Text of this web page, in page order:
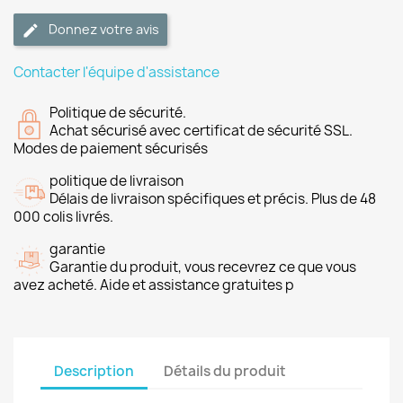
Donnez votre avis
Contacter l'équipe d'assistance
Politique de sécurité.
Achat sécurisé avec certificat de sécurité SSL.
Modes de paiement sécurisés
politique de livraison
Délais de livraison spécifiques et précis. Plus de 48
000 colis livrés.
garantie
Garantie du produit, vous recevrez ce que vous
avez acheté. Aide et assistance gratuites p
Description Détails du produit